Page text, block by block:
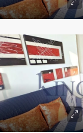
Nego